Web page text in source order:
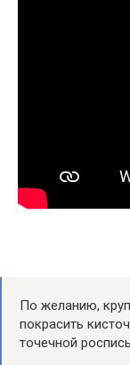
По желанию,
покрасить
точечной